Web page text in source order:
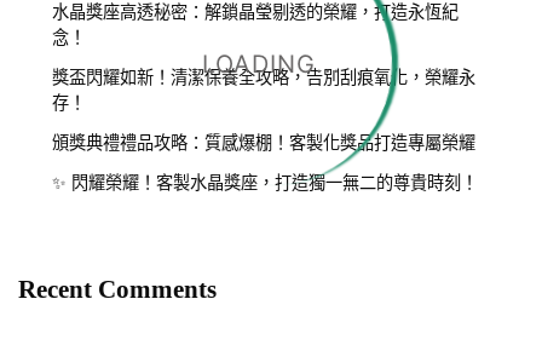
LOADING...
水晶獎座高透秘密：解鎖晶瑩剔透的榮耀，打造永恆紀
念！
獎盃閃耀如新！清潔保養全攻略，告別刮痕氧化，榮耀永
存！
頒獎典禮禮品攻略：質感爆棚！客製化獎品打造專屬榮耀
✨ 閃耀榮耀！客製水晶獎座，打造獨一無二的尊貴時刻！
Recent Comments